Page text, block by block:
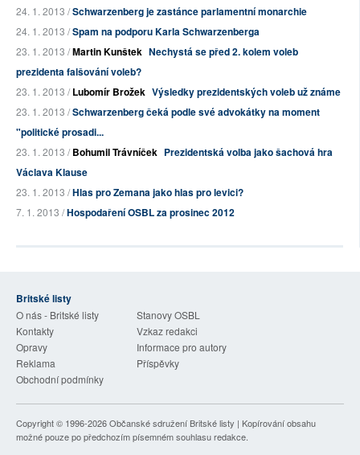
24. 1. 2013 /Schwarzenberg je zastánce parlamentní monarchie
24. 1. 2013 /Spam na podporu Karla Schwarzenberga
23. 1. 2013 /Martin Kunštek Nechystá se před 2. kolem voleb
prezidenta falšování voleb?
23. 1. 2013 /Lubomír Brožek Výsledky prezidentských voleb už známe
23. 1. 2013 /Schwarzenberg čeká podle své advokátky na moment
"politické prosadi...
23. 1. 2013 /Bohumil Trávníček Prezidentská volba jako šachová hra
Václava Klause
23. 1. 2013 /Hlas pro Zemana jako hlas pro levici?
7. 1. 2013 /Hospodaření OSBL za prosinec 2012
Britské listy
O nás - Britské listy
Stanovy OSBL
Kontakty
Vzkaz redakci
Opravy
Informace pro autory
Reklama
Příspěvky
Obchodní podmínky
Copyright © 1996-2026Občanské sdružení Britské listy | Kopírování obsahu
možné pouze po předchozím písemném souhlasu redakce.